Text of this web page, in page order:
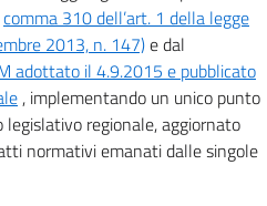
comma 310 dell’art. 1 della legge
2013, n. 147)e dal
adottato il 4.9.2015 e pubblicato
, implementando un unico punto
legislativo regionale, aggiornato
normativi emanati dalle singole